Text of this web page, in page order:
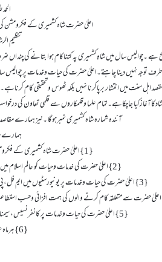
اعلیٰ حضرت شاہ کشمیری کے فکرومشن
تنظیمِ
۔چوالیس سال میں شاہِ کشمیری پہ کتناکام ہوا بتانے کی چنداں
نہیں دینا چاہتے۔اعلیٰ حضرت کی حیات وخدمات پر چوالیس
اہل سنت میں انتشار برپاکرنا نہیں بلکہ ٹھوس وتحقیقی کام
جاچکاہے۔تمام علما وقلمکاروں سے قلمی تعاون کی
آئندہ شمارہ شاہ کشمیری نمبرہوگا ۔نیز ہمارے
ہمارے
{1}اعلیٰ حضرت شاہ کشمیری کے فکرومشن کوفروغ دینا
{2}اعلیٰ حضرت کی خدمات وحیات کو عالم اسلام میں تعارف کروانا۔
{3}اعلیٰ حضرت کی حیات وخدمات پر یونیورسٹیوں میں ایم فل، پی ایچ ڈی کروانا۔
{5}اعلیٰ حضرت کی حیات وخدمات پر کانفرنسیس، سیمنارس منقعد کرنا۔
{6}ہرماہ عرس مقبولی منانا